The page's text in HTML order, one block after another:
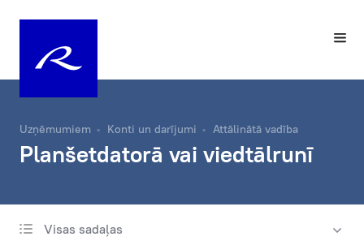
Uzņēmumiem Konti un darījumi Attālinātā vadība
Planšetdatorā vai viedtālrunī
Visas sadaļas
Norēķinu konts